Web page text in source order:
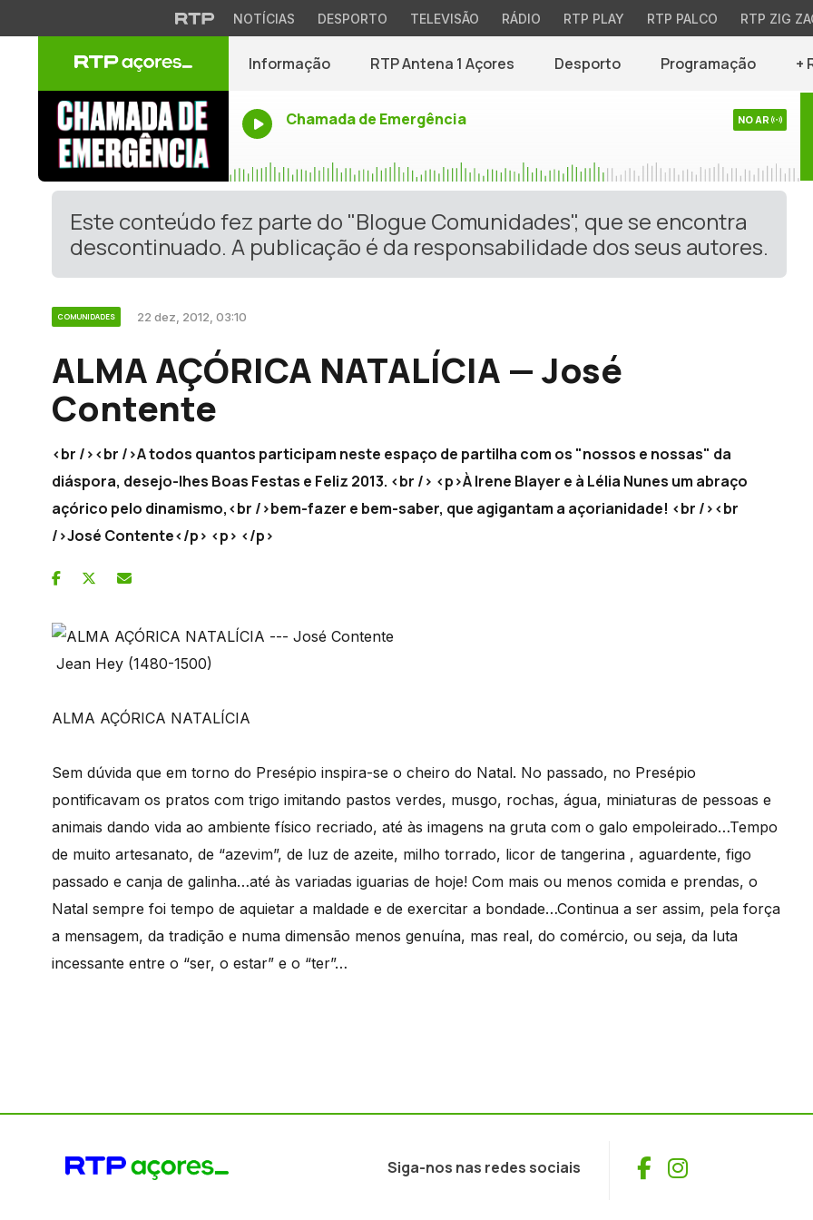
NOTÍCIAS DESPORTO TELEVISÃO RÁDIO RTP PLAY RTP PALCO RTP ZIG
Informação RTP Antena 1 Açores Desporto Programação +
Chamada de Emergência NO AR
Este conteúdo fez parte do "Blogue Comunidades", que se encontra
descontinuado. A publicação é da responsabilidade dos seus autores.
COMUNIDADES 22 dez, 2012, 03:10
ALMA AÇÓRICA NATALÍCIA — José
Contente
<br /><br />A todos quantos participam neste espaço de partilha com os "nossos e nossas" da
diáspora, desejo-lhes Boas Festas e Feliz 2013. <br /> <p>À Irene Blayer e à Lélia Nunes um abraço
açórico pelo dinamismo,<br />bem-fazer e bem-saber, que agigantam a açorianidade! <br /><br
/>José Contente</p> <p> </p>
Jean Hey (1480-1500)
ALMA AÇÓRICA NATALÍCIA
Sem dúvida que em torno do Presépio inspira-se o cheiro do Natal. No passado, no Presépio
pontificavam os pratos com trigo imitando pastos verdes, musgo, rochas, água, miniaturas de pessoas e
animais dando vida ao ambiente físico recriado, até às imagens na gruta com o galo empoleirado…Tempo
de muito artesanato, de “azevim”, de luz de azeite, milho torrado, licor de tangerina , aguardente, figo
passado e canja de galinha…até às variadas iguarias de hoje! Com mais ou menos comida e prendas, o
Natal sempre foi tempo de aquietar a maldade e de exercitar a bondade…Continua a ser assim, pela força
a mensagem, da tradição e numa dimensão menos genuína, mas real, do comércio, ou seja, da luta
incessante entre o “ser, o estar” e o “ter”…
Siga-nos nas redes sociais Facebook
Instagram